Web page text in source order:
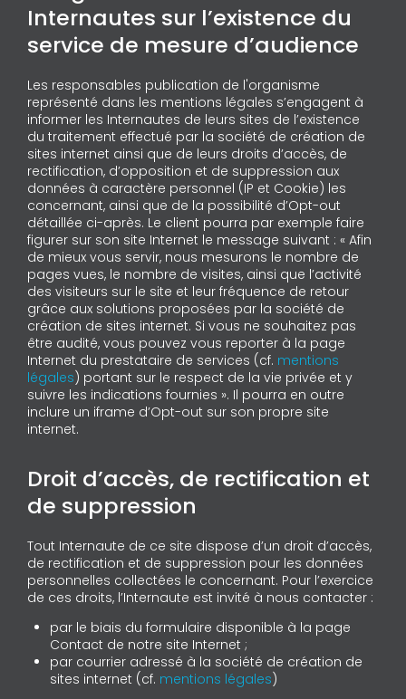
Internautes sur l’existence du
service de mesure d’audience
Les responsables publication de l'organisme
représenté dans les mentions légales s’engagent à
informer les Internautes de leurs sites de l’existence
du traitement effectué par la société de création de
sites internet ainsi que de leurs droits d’accès, de
rectification, d’opposition et de suppression aux
données à caractère personnel (IP et Cookie) les
concernant, ainsi que de la possibilité d’Opt-out
détaillée ci-après. Le client pourra par exemple faire
figurer sur son site Internet le message suivant : « Afin
de mieux vous servir, nous mesurons le nombre de
pages vues, le nombre de visites, ainsi que l’activité
des visiteurs sur le site et leur fréquence de retour
grâce aux solutions proposées par la société de
création de sites internet. Si vous ne souhaitez pas
être audité, vous pouvez vous reporter à la page
Internet du prestataire de services (cf. mentions
légales) portant sur le respect de la vie privée et y
suivre les indications fournies ». Il pourra en outre
inclure un iframe d’Opt-out sur son propre site
internet.
Droit d’accès, de rectification et
de suppression
Tout Internaute de ce site dispose d’un droit d’accès,
de rectification et de suppression pour les données
personnelles collectées le concernant. Pour l’exercice
de ces droits, l’Internaute est invité à nous contacter :
par le biais du formulaire disponible à la page
Contact de notre site Internet ;
par courrier adressé à la société de création de
sites internet (cf. mentions légales)